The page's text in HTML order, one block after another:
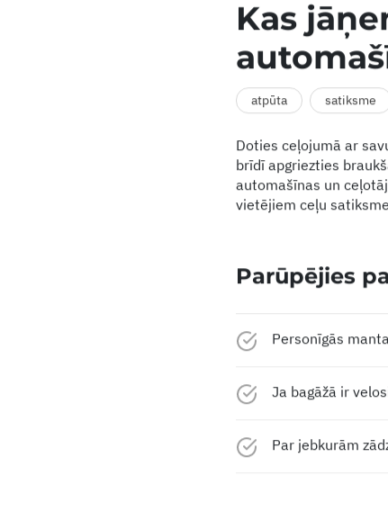
Kas
atpūta satiksme
Doties ceļojumā ar
brīdī apgriezties
automašīnas un
vietējiem ceļu
Parūpējies
Personīgās
Ja bagāžā ir
Par jebkurām